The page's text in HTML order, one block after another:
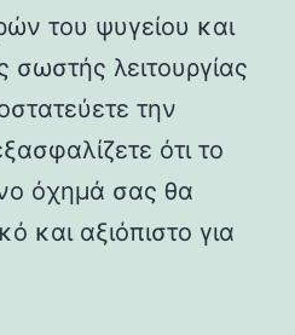
του ψυγείου και
λειτουργίας
την
ότι το
όχημά σας θα
και αξιόπιστο για